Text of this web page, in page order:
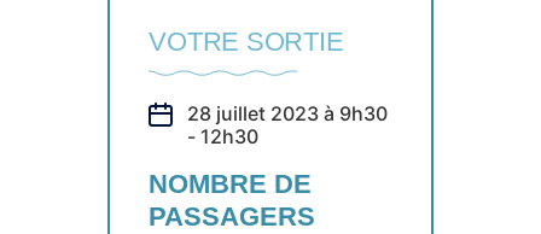
VOTRE SORTIE
28 juillet 2023 à 9h30
- 12h30
NOMBRE DE
PASSAGERS